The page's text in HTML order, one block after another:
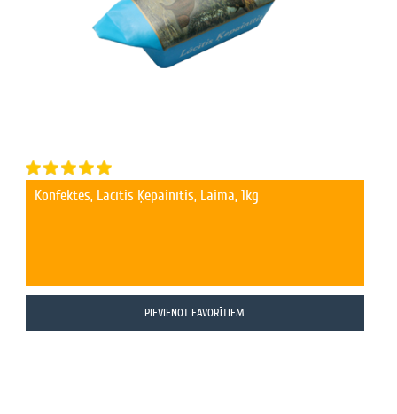
Konfektes, Lācītis Ķepainītis, Laima, 1kg
PIEVIENOT FAVORĪTIEM